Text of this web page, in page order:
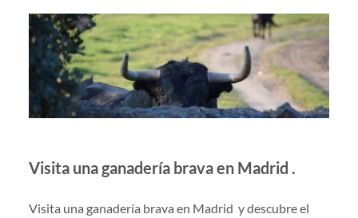
Visita una ganadería brava en Madrid .
Visita una ganadería brava en Madrid y descubre el